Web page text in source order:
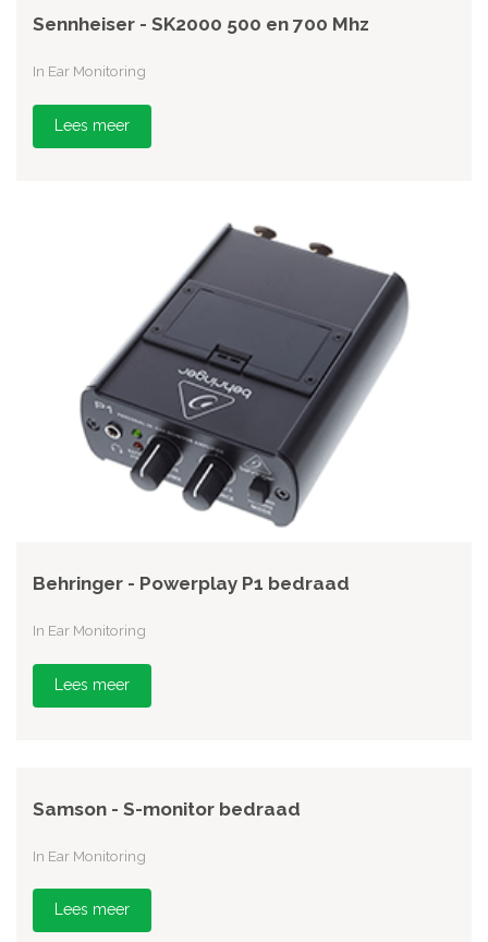
Sennheiser - SK2000 500 en 700 Mhz
In Ear Monitoring
Lees meer
Behringer - Powerplay P1 bedraad
In Ear Monitoring
Lees meer
Samson - S-monitor bedraad
In Ear Monitoring
Lees meer